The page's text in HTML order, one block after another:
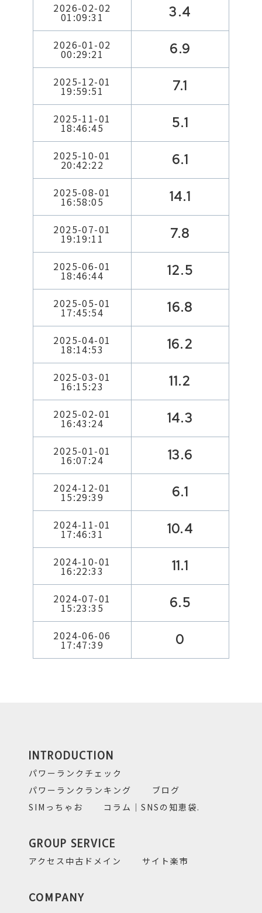
2026-02-02
01:09:31 3.4
2026-01-02
00:29:21 6.9
2025-12-01
19:59:51 7.1
2025-11-01
18:46:45 5.1
2025-10-01
20:42:22 6.1
2025-08-01
16:58:05 14.1
2025-07-01
19:19:11 7.8
2025-06-01
18:46:44 12.5
2025-05-01
17:45:54 16.8
2025-04-01
18:14:53 16.2
2025-03-01
16:15:23 11.2
2025-02-01
16:43:24 14.3
2025-01-01
16:07:24 13.6
2024-12-01
15:29:39 6.1
2024-11-01
17:46:31 10.4
2024-10-01
16:22:33 11.1
2024-07-01
15:23:35 6.5
2024-06-06
17:47:39 0
INTRODUCTION
パワーランクチェック
パワーランクランキング
ブログ
SIMっちゃお
コラム｜SNSの知恵袋.
GROUP SERVICE
アクセス中古ドメイン サイト楽市
COMPANY